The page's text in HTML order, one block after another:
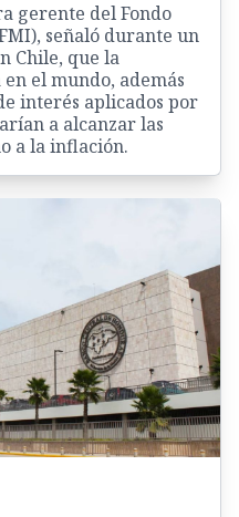
gerente del Fondo
señaló durante un
Chile, que la
el mundo, además
interés aplicados por
a alcanzar las
a la inflación.